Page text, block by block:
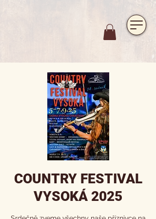
COUNTRY FESTIVAL
VYSOKÁ 2025